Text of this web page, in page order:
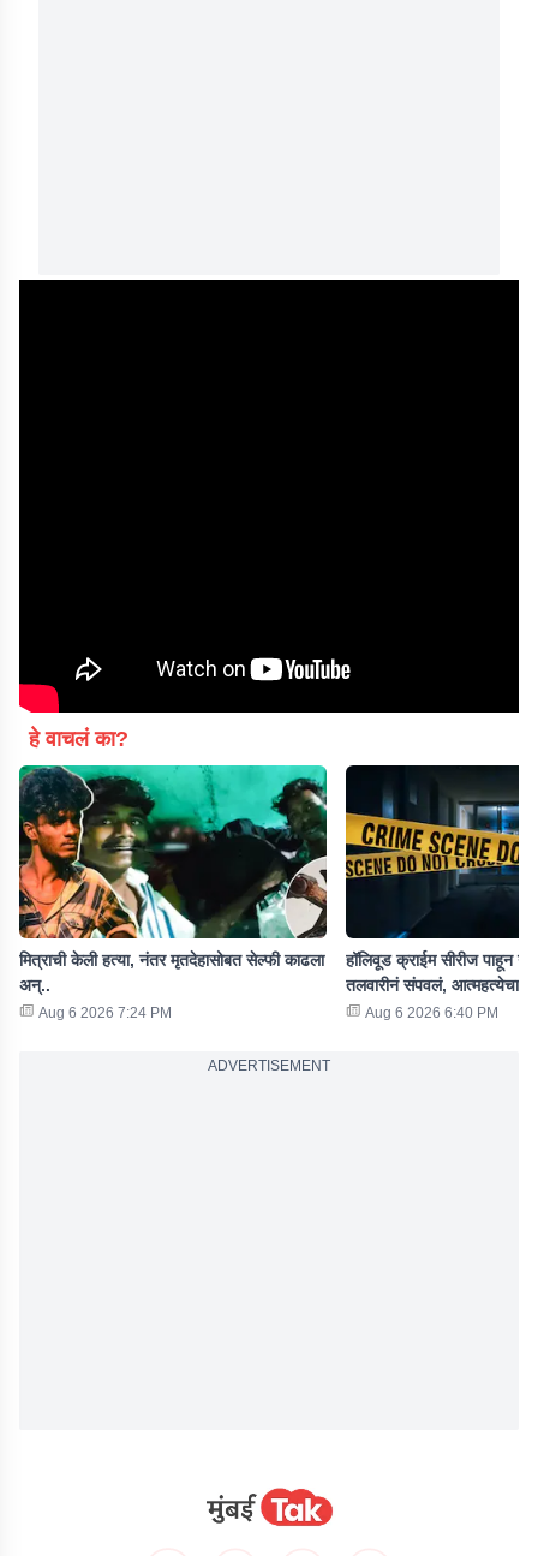
हे वाचलं का?
मित्राची केली हत्या, नंतर मृतदेहासोबत सेल्फी काढला
अन्..
Aug 6 2026 7:24 PM
हॉलिवूड क्राईम सीरीज पाहून
तलवारीनं संपवलं, आत्महत्येचा
Aug 6 2026 6:40 PM
ADVERTISEMENT